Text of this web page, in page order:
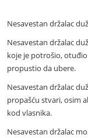
Nesavestan držalac
Nesavestan držalac
koje je potrošio,
propustio da ubere.
Nesavestan držalac
propašću stvari, osim
kod vlasnika.
Nesavestan držalac